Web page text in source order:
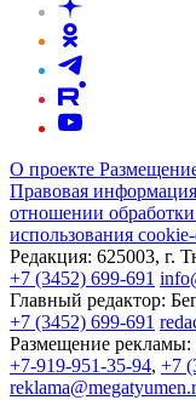
О проекте
Правовая информация
отношении
использования
Редакция: 625003, г.
+7 (3452) 699-691
Главный редактор:
+7 (3452) 699-691
Размещение рекламы:
+7-919-951-35-94, +7